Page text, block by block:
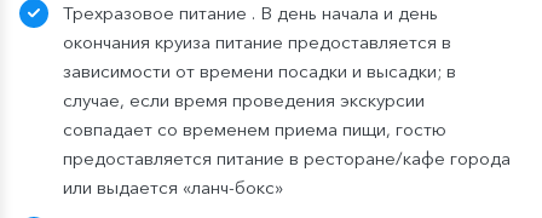
Трехразовое питание . В день начала и день
окончания круиза питание предоставляется в
зависимости от времени посадки и высадки; в
случае, если время проведения экскурсии
совпадает со временем приема пищи, гостю
предоставляется питание в ресторане/кафе города
или выдается «ланч-бокс»